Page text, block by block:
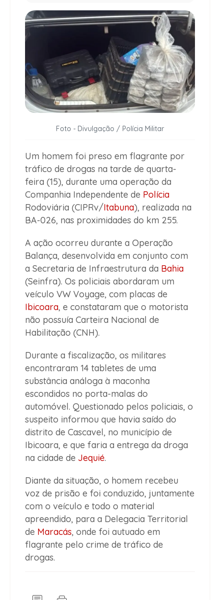
Foto - Divulgação / Polícia Militar
Um homem foi preso em flagrante por
tráfico de drogas na tarde de quarta-
feira (15), durante uma operação da
Companhia Independente de Polícia
Rodoviária (CIPRv/Itabuna), realizada na
BA-026, nas proximidades do km 255.
A ação ocorreu durante a Operação
Balança, desenvolvida em conjunto com
a Secretaria de Infraestrutura da Bahia
(Seinfra). Os policiais abordaram um
veículo VW Voyage, com placas de
Ibicoara, e constataram que o motorista
não possuía Carteira Nacional de
Habilitação (CNH).
Durante a fiscalização, os militares
encontraram 14 tabletes de uma
substância análoga à maconha
escondidos no porta-malas do
automóvel. Questionado pelos policiais, o
suspeito informou que havia saído do
distrito de Cascavel, no município de
Ibicoara, e que faria a entrega da droga
na cidade de Jequié.
Diante da situação, o homem recebeu
voz de prisão e foi conduzido, juntamente
com o veículo e todo o material
apreendido, para a Delegacia Territorial
de Maracás, onde foi autuado em
flagrante pelo crime de tráfico de
drogas.